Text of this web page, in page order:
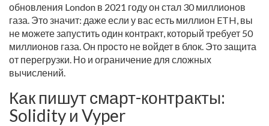
обновления London в 2021 году он стал 30 миллионов
газа. Это значит: даже если у вас есть миллион ETH, вы
не можете запустить один контракт, который требует 50
миллионов газа. Он просто не войдет в блок. Это защита
от перегрузки. Но и ограничение для сложных
вычислений.
Как пишут смарт-контракты:
Solidity и Vyper